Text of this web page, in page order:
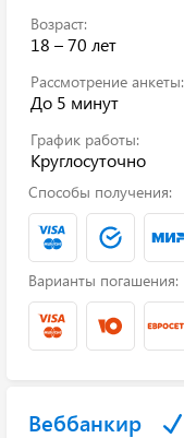
Возраст:
18 – 70 лет
Рассмотрение анкеты:
До 5 минут
График работы:
Круглосуточно
Способы получения:
Варианты погашения:
Веббанкир